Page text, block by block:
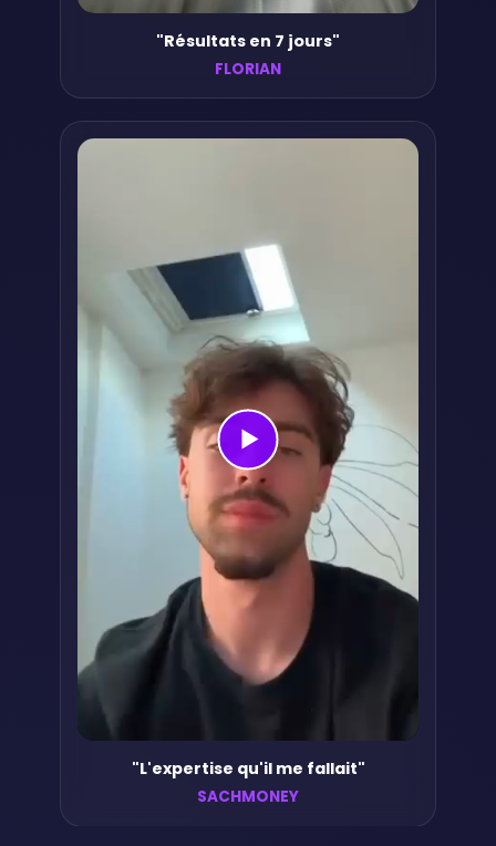
"Résultats en 7 jours"
FLORIAN
"L'expertise qu'il me fallait"
SACHMONEY